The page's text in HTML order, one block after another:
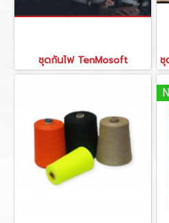
ชุดกันไฟ TenMosoft